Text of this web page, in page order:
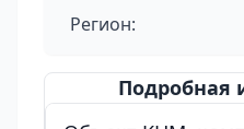
Регион:
Подробная